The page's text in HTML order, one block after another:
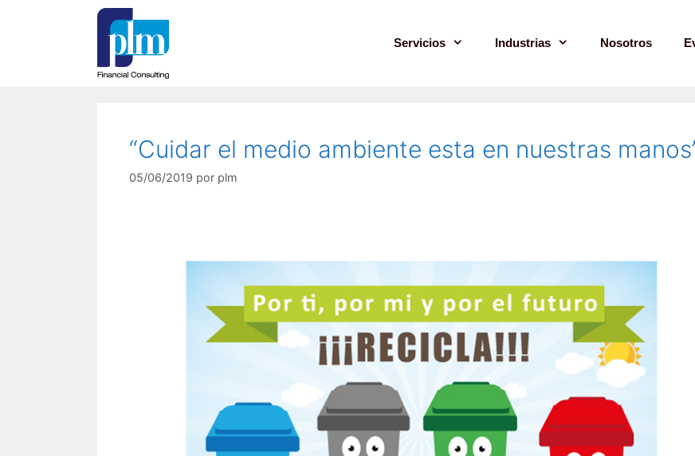
Servicios Industrias Nosotros
“Cuidar el medio ambiente esta en nuestras
05/06/2019 por plm